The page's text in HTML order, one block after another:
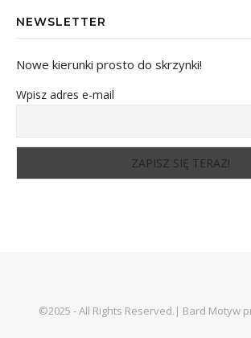
NEWSLETTER
Nowe kierunki prosto do skrzynki!
Wpisz adres e-mail
©2025 - All Rights Reserved.| Bard Motyw